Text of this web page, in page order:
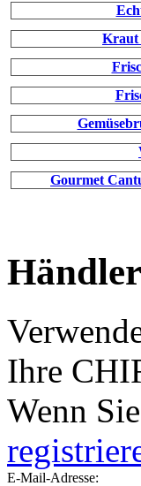
Kraut
Gourmet
Ihre
Wenn
E-Mail-Adresse: